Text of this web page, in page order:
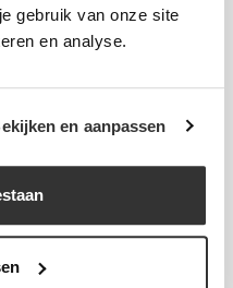
gebruik van onze site
en analyse.
en aanpassen